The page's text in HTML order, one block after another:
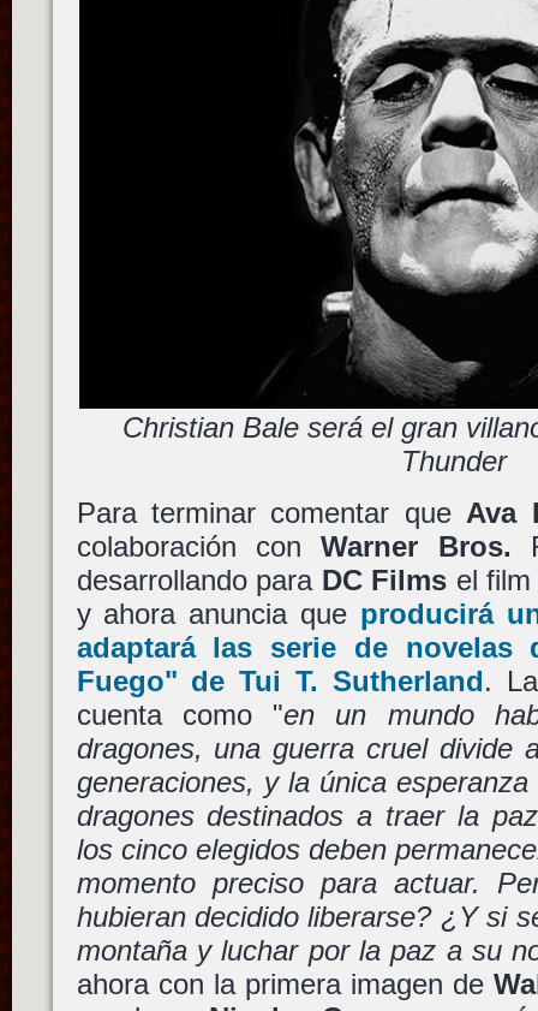
Christian Bale será el gran
Thunder
Para terminar comentar queAva
colaboración conWarner Bros.
desarrollando para DC Films el
y ahora anuncia que producirá
adaptará las serie de
Fuego" deTui T. Sutherland.
cuenta como "en un mundo
dragones, una guerra cruel divide
generaciones, y la única
dragones destinados a traer la
los cinco elegidos deben
momento preciso para actuar.
hubieran decidido liberarse? ¿Y si
montaña y luchar por la paz a su
ahora con la primera imagen de